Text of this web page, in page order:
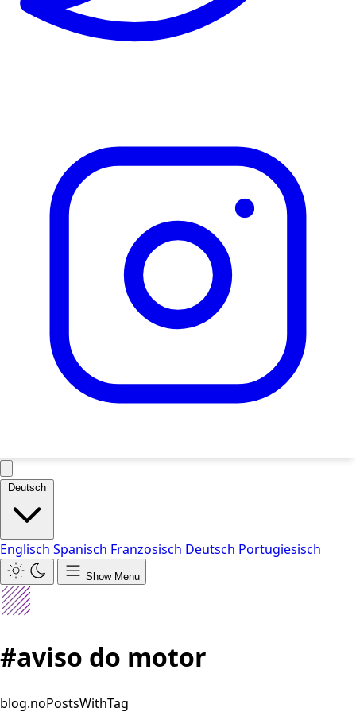
Deutsch
Englisch Spanisch Franzosisch Deutsch Portugiesisch
Show Menu
#aviso do motor
blog.noPostsWithTag